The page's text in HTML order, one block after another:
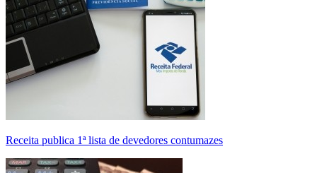
Receita publica 1ª lista de devedores contumazes